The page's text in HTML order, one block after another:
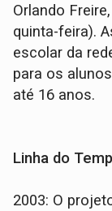
Orlando
quinta-feira).
escolar da
para os
até 16 anos.
Linha do
2003: O